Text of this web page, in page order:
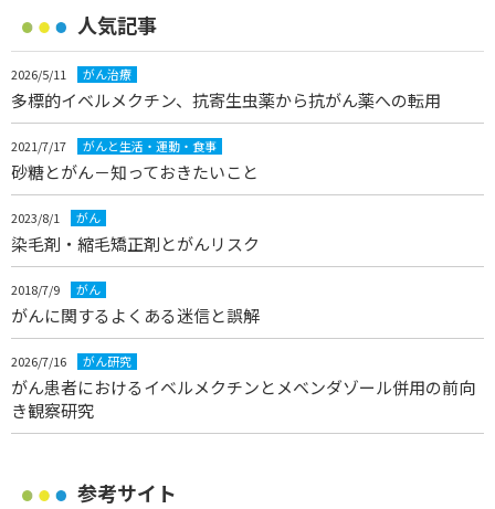
人気記事
2026/5/11 がん治療
多標的イベルメクチン、抗寄生虫薬から抗がん薬への転用
2021/7/17 がんと生活・運動・食事
砂糖とがん－知っておきたいこと
2023/8/1 がん
染毛剤・縮毛矯正剤とがんリスク
2018/7/9 がん
がんに関するよくある迷信と誤解
2026/7/16 がん研究
がん患者におけるイベルメクチンとメベンダゾール併用の前向
き観察研究
参考サイト